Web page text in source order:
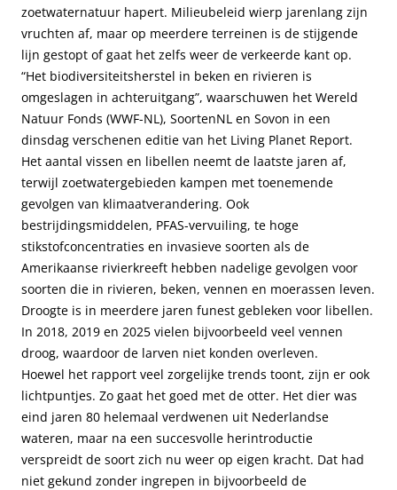
zoetwaternatuur hapert. Milieubeleid wierp jarenlang zijn
vruchten af, maar op meerdere terreinen is de stijgende
lijn gestopt of gaat het zelfs weer de verkeerde kant op.
“Het biodiversiteitsherstel in beken en rivieren is
omgeslagen in achteruitgang”, waarschuwen het Wereld
Natuur Fonds (WWF-NL), SoortenNL en Sovon in een
dinsdag verschenen editie van het Living Planet Report.
Het aantal vissen en libellen neemt de laatste jaren af,
terwijl zoetwatergebieden kampen met toenemende
gevolgen van klimaatverandering. Ook
bestrijdingsmiddelen, PFAS-vervuiling, te hoge
stikstofconcentraties en invasieve soorten als de
Amerikaanse rivierkreeft hebben nadelige gevolgen voor
soorten die in rivieren, beken, vennen en moerassen leven.
Droogte is in meerdere jaren funest gebleken voor libellen.
In 2018, 2019 en 2025 vielen bijvoorbeeld veel vennen
droog, waardoor de larven niet konden overleven.
Hoewel het rapport veel zorgelijke trends toont, zijn er ook
lichtpuntjes. Zo gaat het goed met de otter. Het dier was
eind jaren 80 helemaal verdwenen uit Nederlandse
wateren, maar na een succesvolle herintroductie
verspreidt de soort zich nu weer op eigen kracht. Dat had
niet gekund zonder ingrepen in bijvoorbeeld de